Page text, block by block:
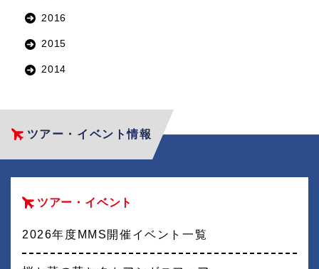
2016
2015
2014
ツアー・イベント情報
ツアー・イベント
2026年度MMS開催イベント一覧